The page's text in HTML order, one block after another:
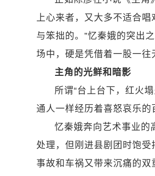
上心来者，又大多不适合
与笨拙的。”忆秦娥的突出
场中，硬是凭借着一股一往
主角的光鲜和暗影
所谓“台上台下，红火
通人一样经历着喜怒哀乐的
忆秦娥奔向艺术事业的
处理，但刚进县剧团时饱
事故和车祸又带来沉痛的双